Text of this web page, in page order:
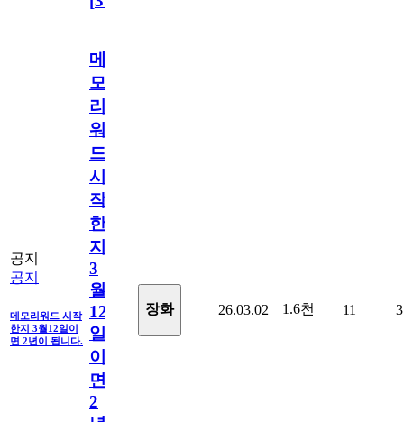
공지
공지
메모리워드 시작
한지 3월12일이
면 2년이 됩니다.
메
모
리
워
드
시
작
한
지
3
월
12
일
이
면
2
장화 26.03.02 1.6천 11 3